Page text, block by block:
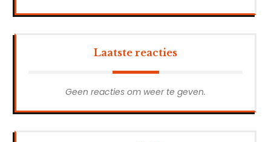
Laatste reacties
Geen reacties om weer te geven.